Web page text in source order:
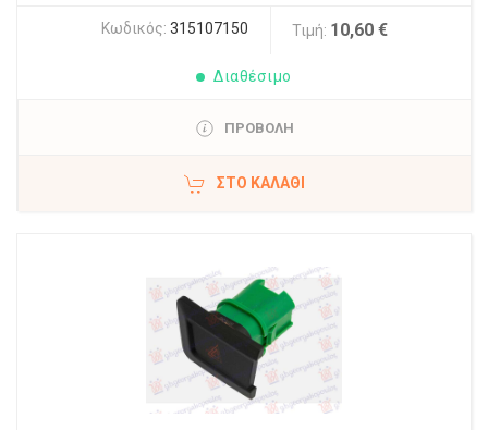
Κωδικός: 315107150 Τιμή: 10,60 €
Διαθέσιμο
ΠΡΟΒΟΛΗ
ΣΤΟ ΚΑΛΆΘΙ